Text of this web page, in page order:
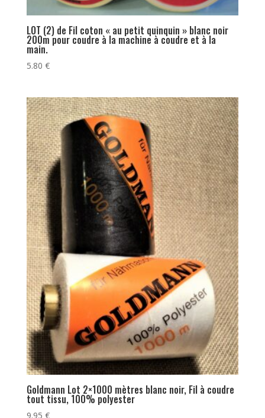
LOT (2) de Fil coton « au petit quinquin » blanc noir
200m pour coudre à la machine à coudre et à la
main.
5.80 €
Goldmann Lot 2×1000 mètres blanc noir, Fil à coudre
tout tissu, 100% polyester
9.95 €